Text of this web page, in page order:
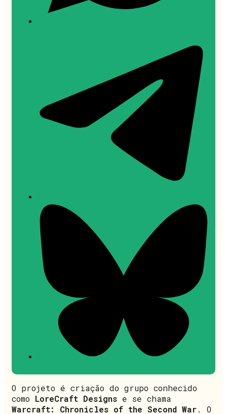
O projeto é criação do grupo conhecido
como LoreCraft Designs e se chama
Warcraft: Chronicles of the Second War. O